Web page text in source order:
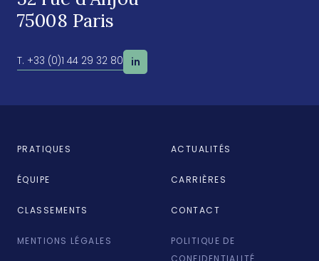
75008 Paris
T. +33 (0)1 44 29 32 80 in
PRATIQUES ACTUALITÉS
ÉQUIPE CARRIÈRES
CLASSEMENTS CONTACT
MENTIONS LÉGALES
POLITIQUE DE
CONFIDENTIALITÉ